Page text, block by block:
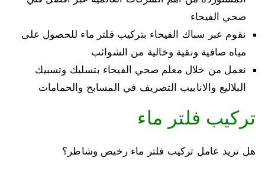
صحي الفيحاء
نقوم عبر سباك الفيحاء بتركيب فلتر ماء للحصول على
مياه صافية ونقية وخالية من الشوائب
نعمل من خلال معلم صحي الفيحاء بتسليك وتسبيك
البلاليع والانابيب التصريف في المسابح والحمامات
تركيب فلتر ماء
هل تريد عامل تركيب فلتر ماء رخيص وشاطر؟